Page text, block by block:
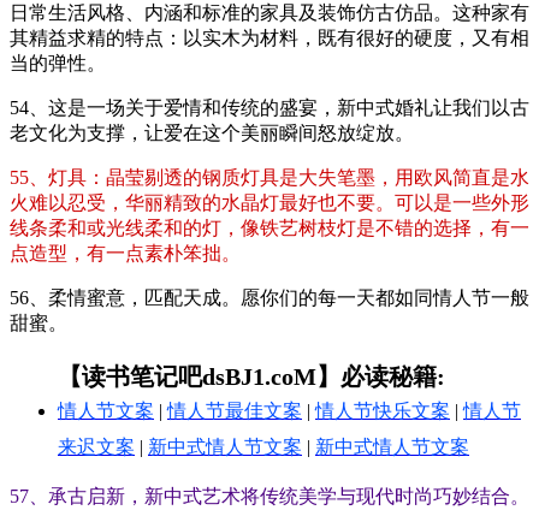
日常生活风格、内涵和标准的家具及装饰仿古仿品。这种家有
其精益求精的特点：以实木为材料，既有很好的硬度，又有相
当的弹性。
54、这是一场关于爱情和传统的盛宴，新中式婚礼让我们以古
老文化为支撑，让爱在这个美丽瞬间怒放绽放。
55、灯具：晶莹剔透的钢质灯具是大失笔墨，用欧风简直是水
火难以忍受，华丽精致的水晶灯最好也不要。可以是一些外形
线条柔和或光线柔和的灯，像铁艺树枝灯是不错的选择，有一
点造型，有一点素朴笨拙。
56、柔情蜜意，匹配天成。愿你们的每一天都如同情人节一般
甜蜜。
【读书笔记吧dsBJ1.coM】必读秘籍:
情人节文案 |情人节最佳文案 |情人节快乐文案 |情人节
来迟文案 | 新中式情人节文案 | 新中式情人节文案
57、承古启新，新中式艺术将传统美学与现代时尚巧妙结合。